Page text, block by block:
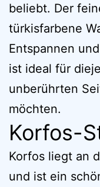
beliebt. Der
türkisfarbene
Entspannen
ist ideal für
unberührten
möchten.
Korfos-
Korfos liegt an
und ist ein